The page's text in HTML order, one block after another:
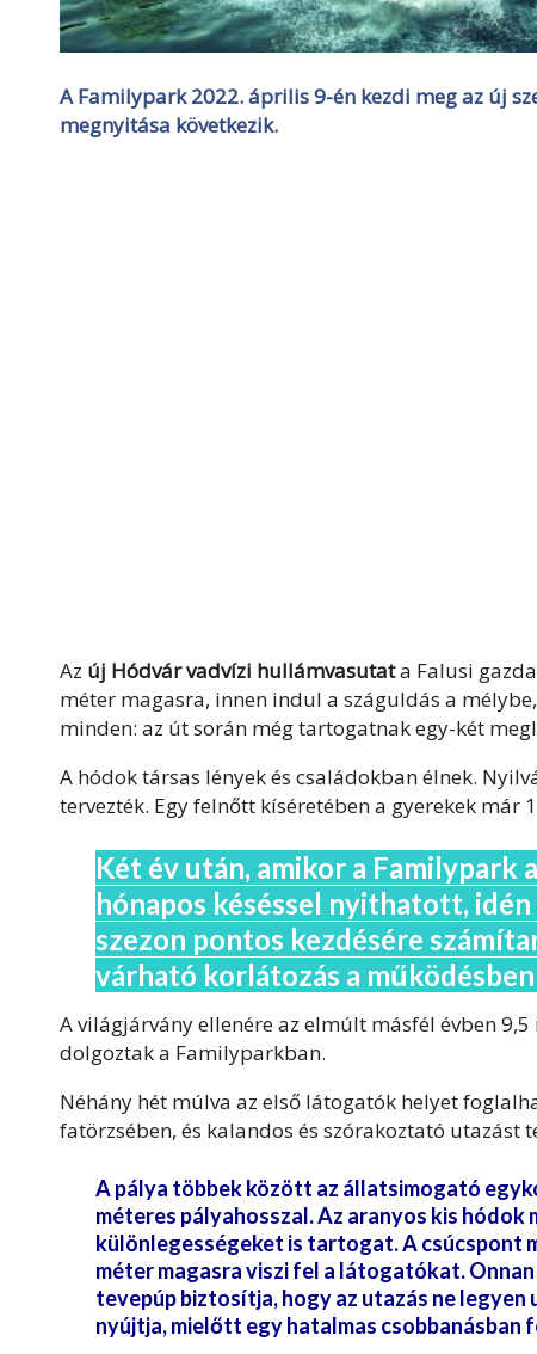
A Familypark 2022. április 9-én kezdi meg az új
megnyitása következik.
Az új Hódvár vadvízi hullámvasutata Falusi
méter magasra, innen indul a száguldás a
minden: az út során még tartogatnak egy-két
A hódok társas lények és családokban élnek.
tervezték. Egy felnőtt kíséretében a gyerekek
Két év után, amikor a Familypark
hónapos késéssel nyithatott,
szezon pontos kezdésére
várható korlátozás a
A világjárvány ellenére az elmúlt másfél évben
dolgoztak a Familyparkban.
Néhány hét múlva az első látogatók helyet
fatörzsében, és kalandos és szórakoztató utazást
A pálya többek között az állatsimogató
méteres pályahosszal. Az aranyos kis
különlegességeket is tartogat. A csúcspont
méter magasra viszi fel a látogatókat.
tevepúp biztosítja, hogy az utazás ne
nyújtja, mielőtt egy hatalmas csobbanásban